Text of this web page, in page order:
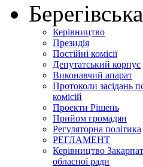
Керівництво
Президія
Постійні комісії
Депутатський корпус
Виконавчий апарат
Протоколи засідань
комісій
Проекти Рішень
Прийом громадян
Регуляторна політика
РЕГЛАМЕНТ
Керівництво
обласної ради